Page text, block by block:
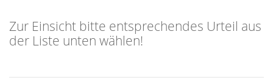
Zur Einsicht bitte entsprechendes Urteil aus
der Liste unten wählen!